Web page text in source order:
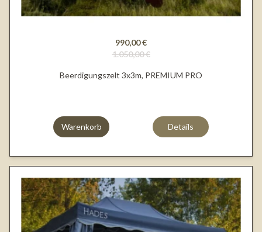
990,00 €
1.050,00 €
Beerdigungszelt 3x3m, PREMIUM PRO
Warenkorb Details